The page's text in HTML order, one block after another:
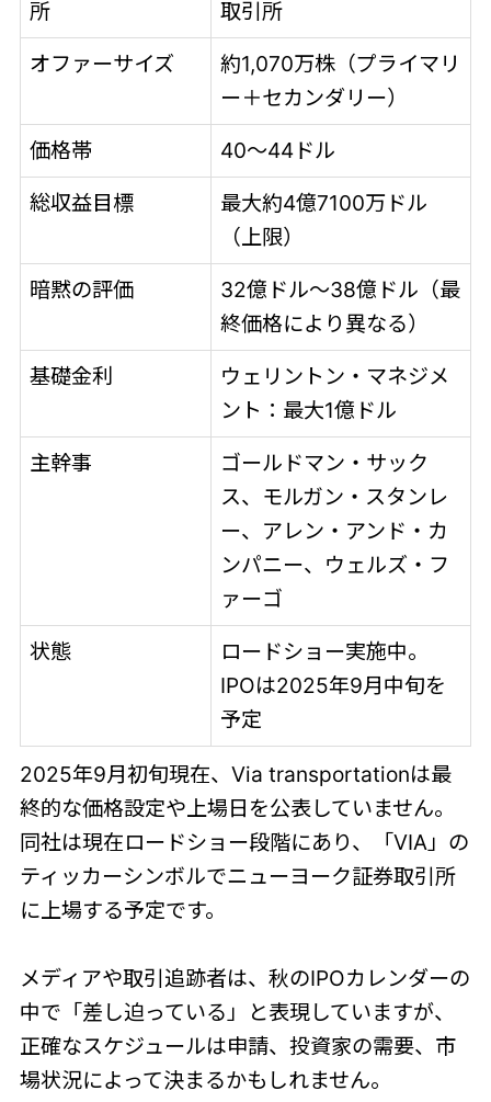
所
取引所
オファーサイズ
約1,070万株（プライマリ
ー＋セカンダリー）
価格帯
40～44ドル
総収益目標
最大約4億7100万ドル
（上限）
暗黙の評価
32億ドル～38億ドル（最
終価格により異なる）
基礎金利
ウェリントン・マネジメ
ント：最大1億ドル
主幹事
ゴールドマン・サック
ス、モルガン・スタンレ
ー、アレン・アンド・カ
ンパニー、ウェルズ・フ
ァーゴ
状態
ロードショー実施中。
IPOは2025年9月中旬を
予定
2025年9月初旬現在、Via transportationは最
終的な価格設定や上場日を公表していません。
同社は現在ロードショー段階にあり、「VIA」の
ティッカーシンボルでニューヨーク証券取引所
に上場する予定です。
メディアや取引追跡者は、秋のIPOカレンダーの
中で「差し迫っている」と表現していますが、
正確なスケジュールは申請、投資家の需要、市
場状況によって決まるかもしれません。